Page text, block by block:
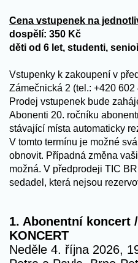
Cena vstupenek na
dospělí: 350 Kč
děti od 6 let, studenti,
Vstupenky k zakoupení v
Zámečnická 2 (tel.: +420 602
Prodej vstupenek bude
Abonenti 20. ročníku
stávající místa automaticky
V tomto termínu je možné
obnovit. Případná změna
možná. V předprodeji TIC
sedadel, která nejsou
1. Abonentní koncert
KONCERT
Neděle 4. října 2026,